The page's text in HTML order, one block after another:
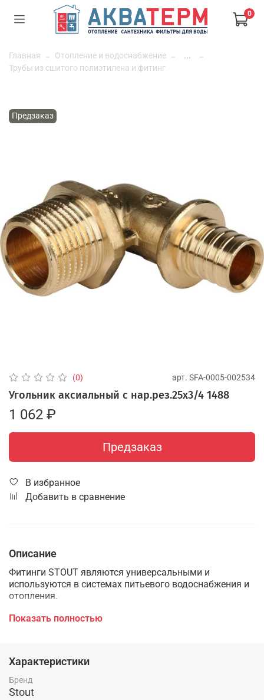
0
Главная Отопление и водоснабжение
...
Трубы из сшитого полиэтилена и фитинг
Предзаказ
(0) арт. SFA-0005-002534
Угольник аксиальный с нар.рез.25х3/4 1488
1 062 ₽
Предзаказ
В избранное
Добавить в сравнение
Описание
Фитинги STOUT являются универсальными и
используются в системах питьевого водоснабжения и
отопления.
Фитинги выполнены из высококачественной латуни по
Широкая номенклатура фитингов STOUT позволяет
Фитинги STOUT обеспечивают повышенную
Показать полностью
Характеристики
Бренд
Stout